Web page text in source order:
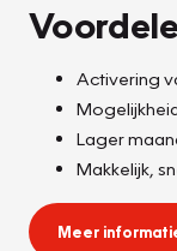
Activering
Lager
Makkelijk,
Meer